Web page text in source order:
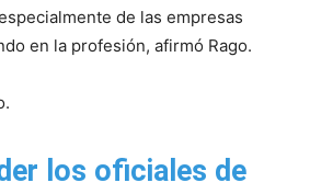
de las empresas
en la profesión, afirmó Rago.
los oficiales de